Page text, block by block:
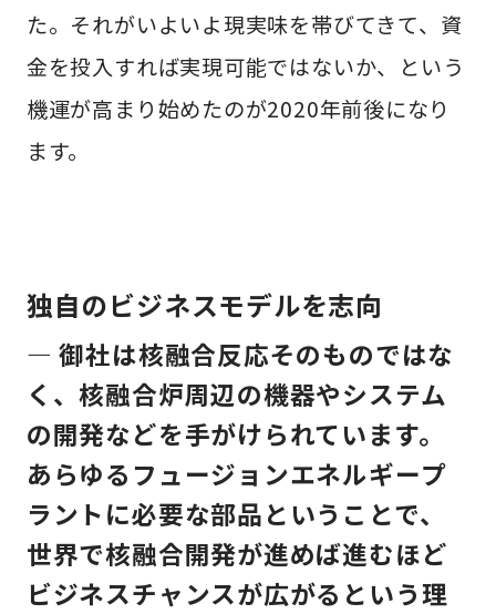
た。それがいよいよ現実味を帯びてきて、資
金を投入すれば実現可能ではないか、という
機運が高まり始めたのが2020年前後になり
ます。
独自のビジネスモデルを志向
— 御社は核融合反応そのものではな
く、核融合炉周辺の機器やシステム
の開発などを手がけられています。
あらゆるフュージョンエネルギープ
ラントに必要な部品ということで、
世界で核融合開発が進めば進むほど
ビジネスチャンスが広がるという理